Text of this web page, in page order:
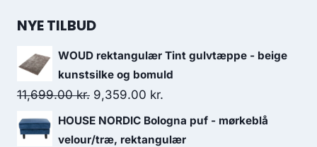
NYE TILBUD
WOUD rektangulær Tint gulvtæppe - beige
kunstsilke og bomuld
11,699.00kr. 9,359.00 kr.
HOUSE NORDIC Bologna puf - mørkeblå
velour/træ, rektangulær